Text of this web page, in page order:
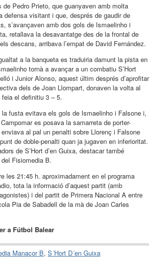
Pedro Prieto, que guanyaven amb molta
defensa visitant i que, després de gaudir de
s’avançaven amb dos gols de Ismaelinho i
retallava la desavantatge des de la frontal de
descans, arribava l’empat de David Fernández.
a la banqueta es traduiria damunt la pista en
tornà a avançar a un combatiu S’Hort
i Junior Alonso, aquest últim després d’aprofitar
dels de Joan Llompart, donaven la volta al
el definitiu 3 – 5.
fusta evitava els gols de Ismaelinho i Falsone i,
es posava la samarreta de porter-
al pal un penalti sobre Llorenç i Falsone
de doble-penalti quan ja jugaven en inferioritat.
de S’Hort d’en Guixa, destacar també
Fisiomedia B.
les 21:45 h. aproximadament en el programa
tota la informació d’aquest partit (amb
i del partit de Primera Nacional A entre
Pia de Sabadell de la mà de Joan Carles
a Fútbol Balear
Manacor B, S´Hort D´en Guixa